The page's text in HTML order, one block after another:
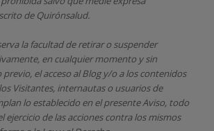
de Quirónsalud.
la facultad de retirar o suspender
en cualquier momento y sin
previo, el acceso al Blog y/o a los contenidos
Visitantes, internautas o usuarios de
lo establecido en el presente Aviso, todo
ejercicio de las acciones contra los mismos